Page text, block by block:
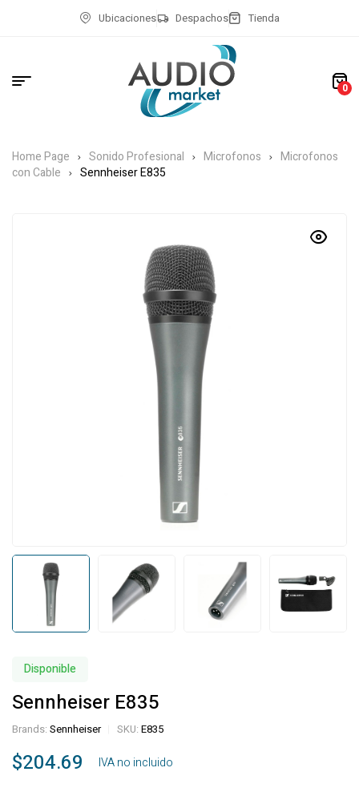
Ubicaciones Despachos Tienda
0
Home Page Sonido Profesional Microfonos
Microfonos
con Cable
Sennheiser E835
Disponible
Sennheiser E835
Brands: Sennheiser SKU: E835
$204.69 ‎ ‎ ‎ IVA no incluido